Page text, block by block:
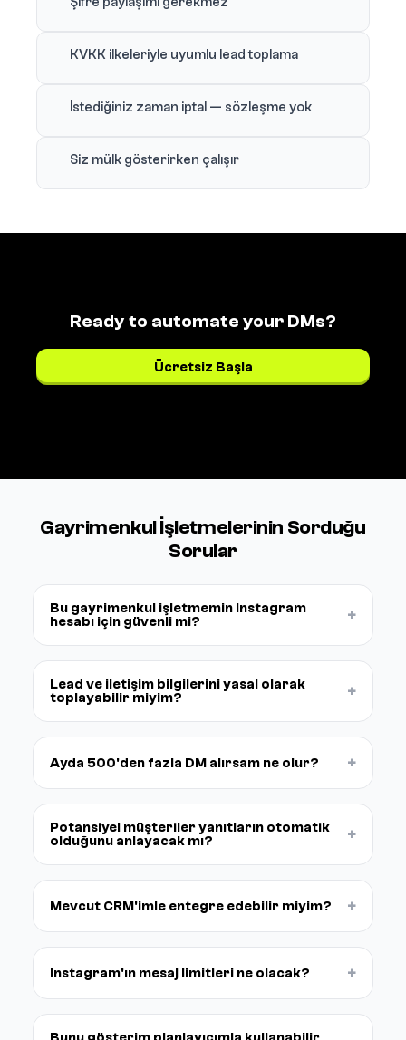
KVKK ilkeleriyle uyumlu lead toplama
İstediğiniz zaman iptal — sözleşme yok
Siz mülk gösterirken çalışır
Ready to automate your DMs?
Ücretsiz Başla
Gayrimenkul İşletmelerinin Sorduğu
Sorular
Bu gayrimenkul işletmemin Instagram
hesabı için güvenli mi?
+
Lead ve iletişim bilgilerini yasal olarak
toplayabilir miyim?
+
Ayda 500'den fazla DM alırsam ne olur? +
Potansiyel müşteriler yanıtların otomatik
olduğunu anlayacak mı?
+
Mevcut CRM'imle entegre edebilir miyim? +
Instagram'ın mesaj limitleri ne olacak? +